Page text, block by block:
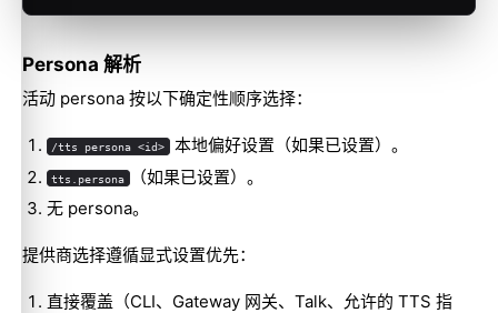
Persona 解析
活动 persona 按以下确定性顺序选择：
/tts persona <id> 本地偏好设置（如果已设置）。
tts.persona
（如果已设置）。
无 persona。
提供商选择遵循显式设置优先：
直接覆盖（CLI、Gateway 网关、Talk、允许的 TTS 指